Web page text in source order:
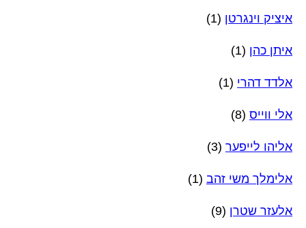
איציק וינגרטן (1)
איתן כהן (1)
אלדד דהרי (1)
אלי ווייס (8)
אליהו לייפער (3)
אלימלך משי זהב (1)
אלעזר שטרן (9)